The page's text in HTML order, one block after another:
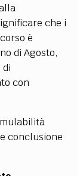
che i
è
di Agosto,
di
con
conclusione